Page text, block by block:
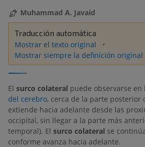
Muhammad A. Javaid
Traducción automática
Mostrar el texto original
Mostrar siempre la definición original
El surco colateral puede observarse en
del cerebro, cerca de la parte posterior
extiende hacia adelante desde las
occipital, sin llegar a la parte más
temporal). El surco colateral se
conforme avanza hacia adelante.